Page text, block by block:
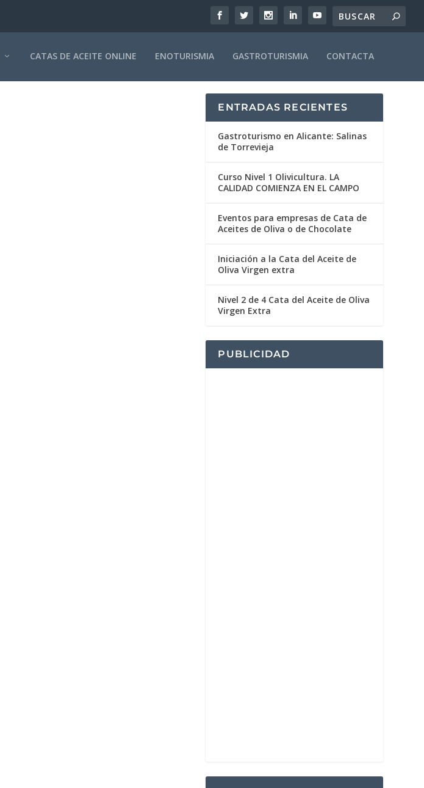
CATAS DE ACEITE ONLINE ENOTURISMIA GASTROTURISMIA CONTACTA
ENTRADAS RECIENTES
Gastroturismo en Alicante: Salinas
de Torrevieja
Curso Nivel 1 Olivicultura. LA
CALIDAD COMIENZA EN EL CAMPO
Eventos para empresas de Cata de
Aceites de Oliva o de Chocolate
Iniciación a la Cata del Aceite de
Oliva Virgen extra
Nivel 2 de 4 Cata del Aceite de Oliva
Virgen Extra
PUBLICIDAD